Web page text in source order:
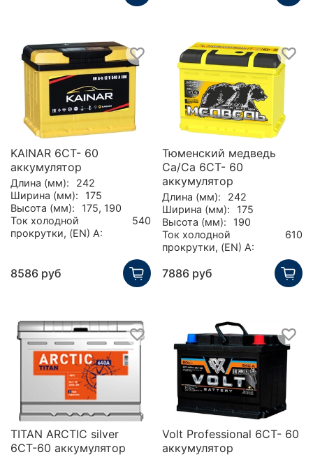
KAINAR 6CT- 60
аккумулятор
Длина (мм):
242
Ширина (мм):
175
Высота (мм):
175, 190
Ток холодной
прокрутки, (EN) А:
540
8586 руб
Тюменский медведь
Ca/Ca 6CT- 60
аккумулятор
Длина (мм):
242
Ширина (мм):
175
Высота (мм):
190
Ток холодной
прокрутки, (EN) А:
610
7886 руб
TITAN ARCTIC silver
6СТ-60 аккумулятор
Volt Professional 6CT- 60
аккумулятор